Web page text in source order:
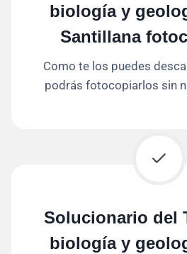
biología y
Santillana
Como te los puedes
podrás fotocopiarlos sin
Solucionario del
biología y